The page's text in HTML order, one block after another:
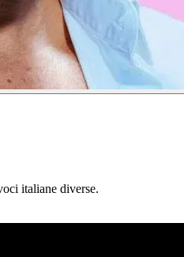
italiane diverse.